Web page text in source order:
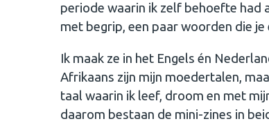
periode waarin ik zelf behoefte had
met begrip, een paar woorden die
Ik maak ze in het Engels én
Afrikaans zijn mijn moedertalen,
taal waarin ik leef, droom en met
daarom bestaan de mini-zines in